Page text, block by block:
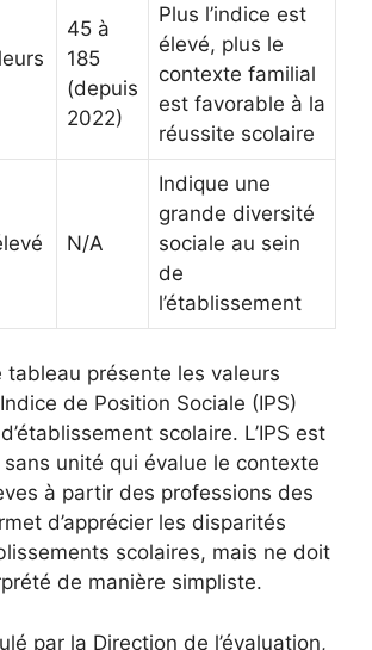
45 à
185
(depuis
2022)
Plus l’indice est
élevé, plus le
contexte familial
est favorable à la
réussite scolaire
N/A
Indique une
grande diversité
sociale au sein
de
l’établissement
tableau présente les valeurs
de Position Sociale (IPS)
scolaire. L’IPS est
unité qui évalue le contexte
à partir des professions des
d’apprécier les disparités
scolaires, mais ne doit
de manière simpliste.
par la Direction de l’évaluation,